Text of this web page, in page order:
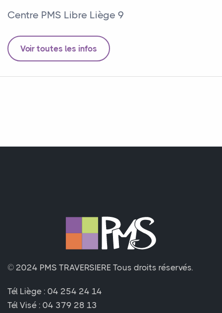
Centre PMS Libre Liège 9
Voir toutes les infos
© 2024 PMS TRAVERSIERE Tous droits réservés.
Tél Liège : 04 254 24 14
Tél Visé : 04 379 28 13